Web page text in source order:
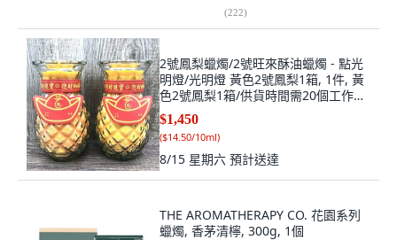
(222)
2號鳳梨蠟燭/2號旺來酥油蠟燭 - 點光
明燈/光明燈 黃色2號鳳梨1箱, 1件, 黃
色2號鳳梨1箱/供貨時間需20個工作天,
1L, 無
$1,450
($14.50/10ml)
8/15 星期六 預計送達
THE AROMATHERAPY CO. 花園系列
蠟燭, 香茅清檸, 300g, 1個